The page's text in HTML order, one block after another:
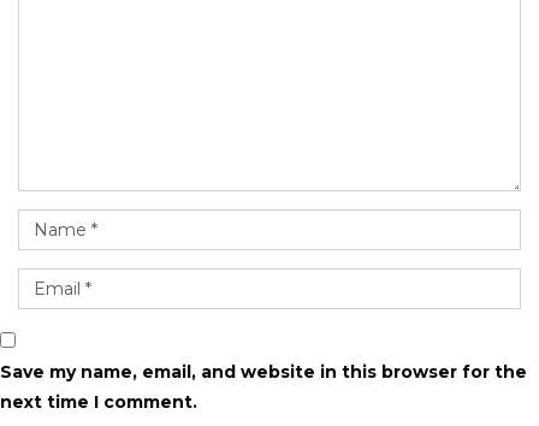
Save my name, email, and website in this browser for the
next time I comment.